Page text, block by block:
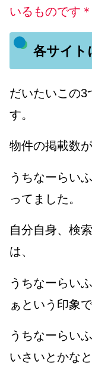
いるものです＊
各サイト
だいたいこの3
す。
物件の掲載数
うちなーらい
ってました。
自分自身、検
は、
うちなーらい
ぁという印象で
うちなーらい
いさいとかな